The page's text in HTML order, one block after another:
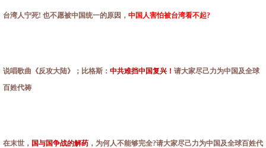
台湾人宁死! 也不愿被中国统一的原因， 中国人害怕被台湾看不起?
说唱歌曲《反攻大陆》；比格斯： 中共难挡中国复兴！ 请大家尽己力为中国及全球
百姓代祷
在末世， 国与国争战的解药，为何人不能够完全?请大家尽己力为中国及全球百姓代